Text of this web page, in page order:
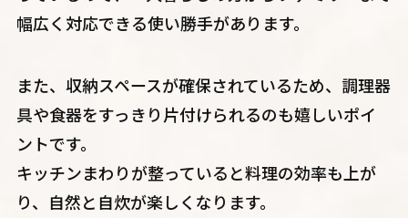
幅広く対応できる使い勝手があります。
また、収納スペースが確保されているため、調理器
具や食器をすっきり片付けられるのも嬉しいポイ
ントです。
キッチンまわりが整っていると料理の効率も上が
り、自然と自炊が楽しくなります。